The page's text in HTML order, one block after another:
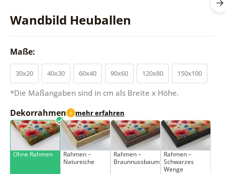
Wandbild Heuballen
Maße:
30x20 40x30 60x40 90x60 120x80 150x100
*Die Maßangaben sind in cm als Breite x Höhe.
Dekorrahmen i mehr erfahren
Ohne Rahmen
Rahmen –
Natureiche
Rahmen –
Braunnussbaum
Rahmen –
Schwarzes
Wenge